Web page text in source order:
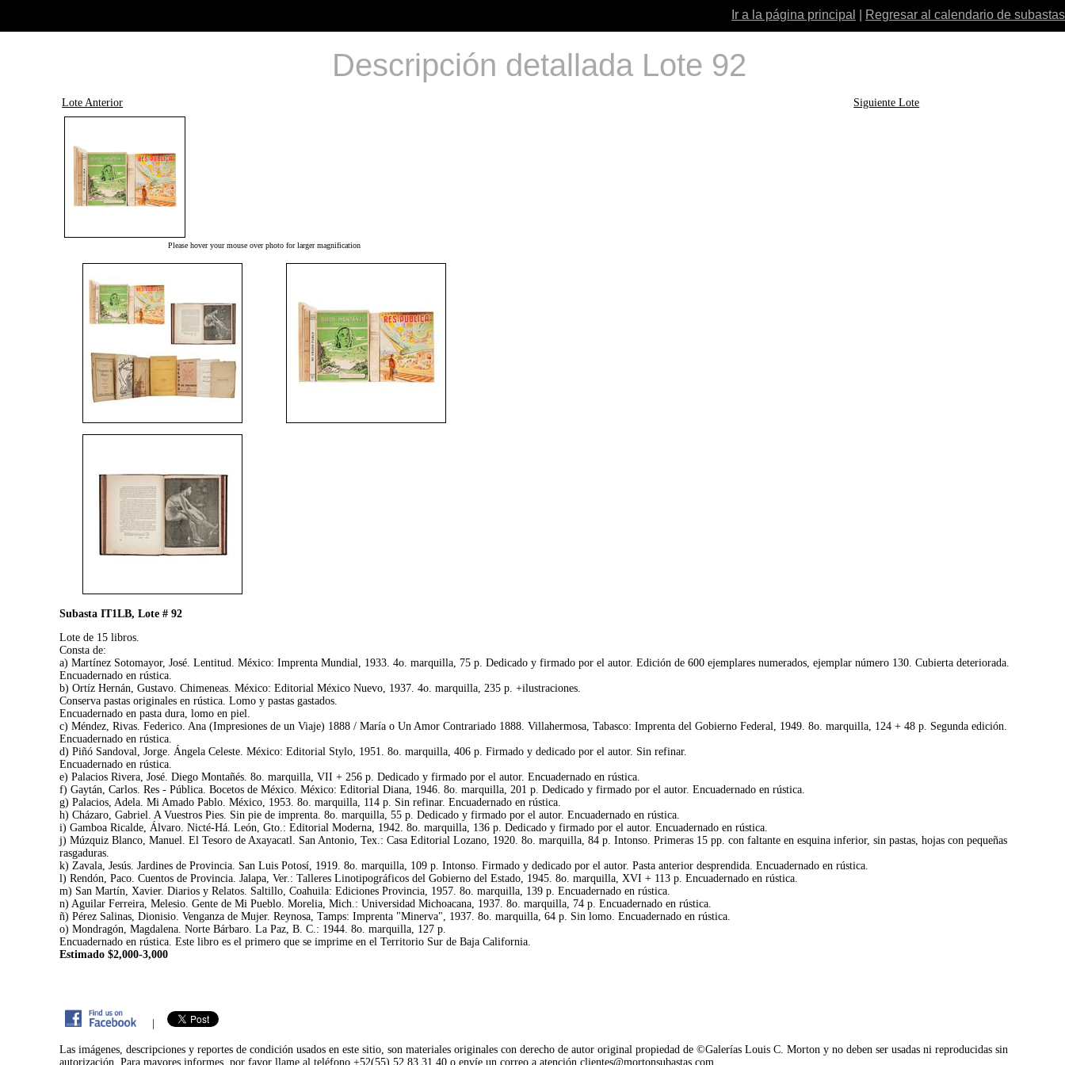
Ir a la página principal Regresar al calendario de subastas
Descripción detallada Lote 92
Lote Anterior Siguiente Lote
Please hover your mouse over photo for larger magnification
Subasta IT1LB, Lote # 92
Lote de 15 libros.
Consta de:
a) Martínez Sotomayor, José. Lentitud. México: Imprenta Mundial, 1933. 4o. marquilla, 75 p. Dedicado y firmado por el autor. Edición de 600 ejemplares numerados, ejemplar número 130. Cubierta deteriorada.
Encuadernado en rústica.
b) Ortíz Hernán, Gustavo. Chimeneas. México: Editorial México Nuevo, 1937. 4o. marquilla, 235 p. +ilustraciones.
Conserva pastas originales en rústica. Lomo y pastas gastados.
Encuadernado en pasta dura, lomo en piel.
c) Méndez, Rivas. Federico. Ana (Impresiones de un Viaje) 1888 / María o Un Amor Contrariado 1888. Villahermosa, Tabasco: Imprenta del Gobierno Federal, 1949. 8o. marquilla, 124 + 48 p. Segunda edición.
Encuadernado en rústica.
d) Piñó Sandoval, Jorge. Ángela Celeste. México: Editorial Stylo, 1951. 8o. marquilla, 406 p. Firmado y dedicado por el autor. Sin refinar.
Encuadernado en rústica.
e) Palacios Rivera, José. Diego Montañés. 8o. marquilla, VII + 256 p. Dedicado y firmado por el autor. Encuadernado en rústica.
f) Gaytán, Carlos. Res - Pública. Bocetos de México. México: Editorial Diana, 1946. 8o. marquilla, 201 p. Dedicado y firmado por el autor. Encuadernado en rústica.
g) Palacios, Adela. Mi Amado Pablo. México, 1953. 8o. marquilla, 114 p. Sin refinar. Encuadernado en rústica.
h) Cházaro, Gabriel. A Vuestros Pies. Sin pie de imprenta. 8o. marquilla, 55 p. Dedicado y firmado por el autor. Encuadernado en rústica.
i) Gamboa Ricalde, Álvaro. Nicté-Há. León, Gto.: Editorial Moderna, 1942. 8o. marquilla, 136 p. Dedicado y firmado por el autor. Encuadernado en rústica.
j) Múzquiz Blanco, Manuel. El Tesoro de Axayacatl. San Antonio, Tex.: Casa Editorial Lozano, 1920. 8o. marquilla, 84 p. Intonso. Primeras 15 pp. con faltante en esquina inferior, sin pastas, hojas con pequeñas
rasgaduras.
k) Zavala, Jesús. Jardines de Provincia. San Luis Potosí, 1919. 8o. marquilla, 109 p. Intonso. Firmado y dedicado por el autor. Pasta anterior desprendida. Encuadernado en rústica.
l) Rendón, Paco. Cuentos de Provincia. Jalapa, Ver.: Talleres Linotipográficos del Gobierno del Estado, 1945. 8o. marquilla, XVI + 113 p. Encuadernado en rústica.
m) San Martín, Xavier. Diarios y Relatos. Saltillo, Coahuila: Ediciones Provincia, 1957. 8o. marquilla, 139 p. Encuadernado en rústica.
n) Aguilar Ferreira, Melesio. Gente de Mi Pueblo. Morelia, Mich.: Universidad Michoacana, 1937. 8o. marquilla, 74 p. Encuadernado en rústica.
ñ) Pérez Salinas, Dionisio. Venganza de Mujer. Reynosa, Tamps: Imprenta "Minerva", 1937. 8o. marquilla, 64 p. Sin lomo. Encuadernado en rústica.
o) Mondragón, Magdalena. Norte Bárbaro. La Paz, B. C.: 1944. 8o. marquilla, 127 p.
Encuadernado en rústica. Este libro es el primero que se imprime en el Territorio Sur de Baja California.
Estimado $2,000-3,000
|
Las imágenes, descripciones y reportes de condición usados en este sitio, son materiales originales con derecho de autor original propiedad de ©Galerías Louis C. Morton y no deben ser usadas ni reproducidas sin
autorización. Para mayores informes, por favor llame al teléfono +52(55) 52.83.31.40 o envíe un correo aatención.clientes@mortonsubastas.com